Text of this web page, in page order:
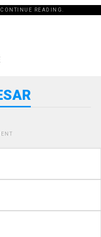
READING.